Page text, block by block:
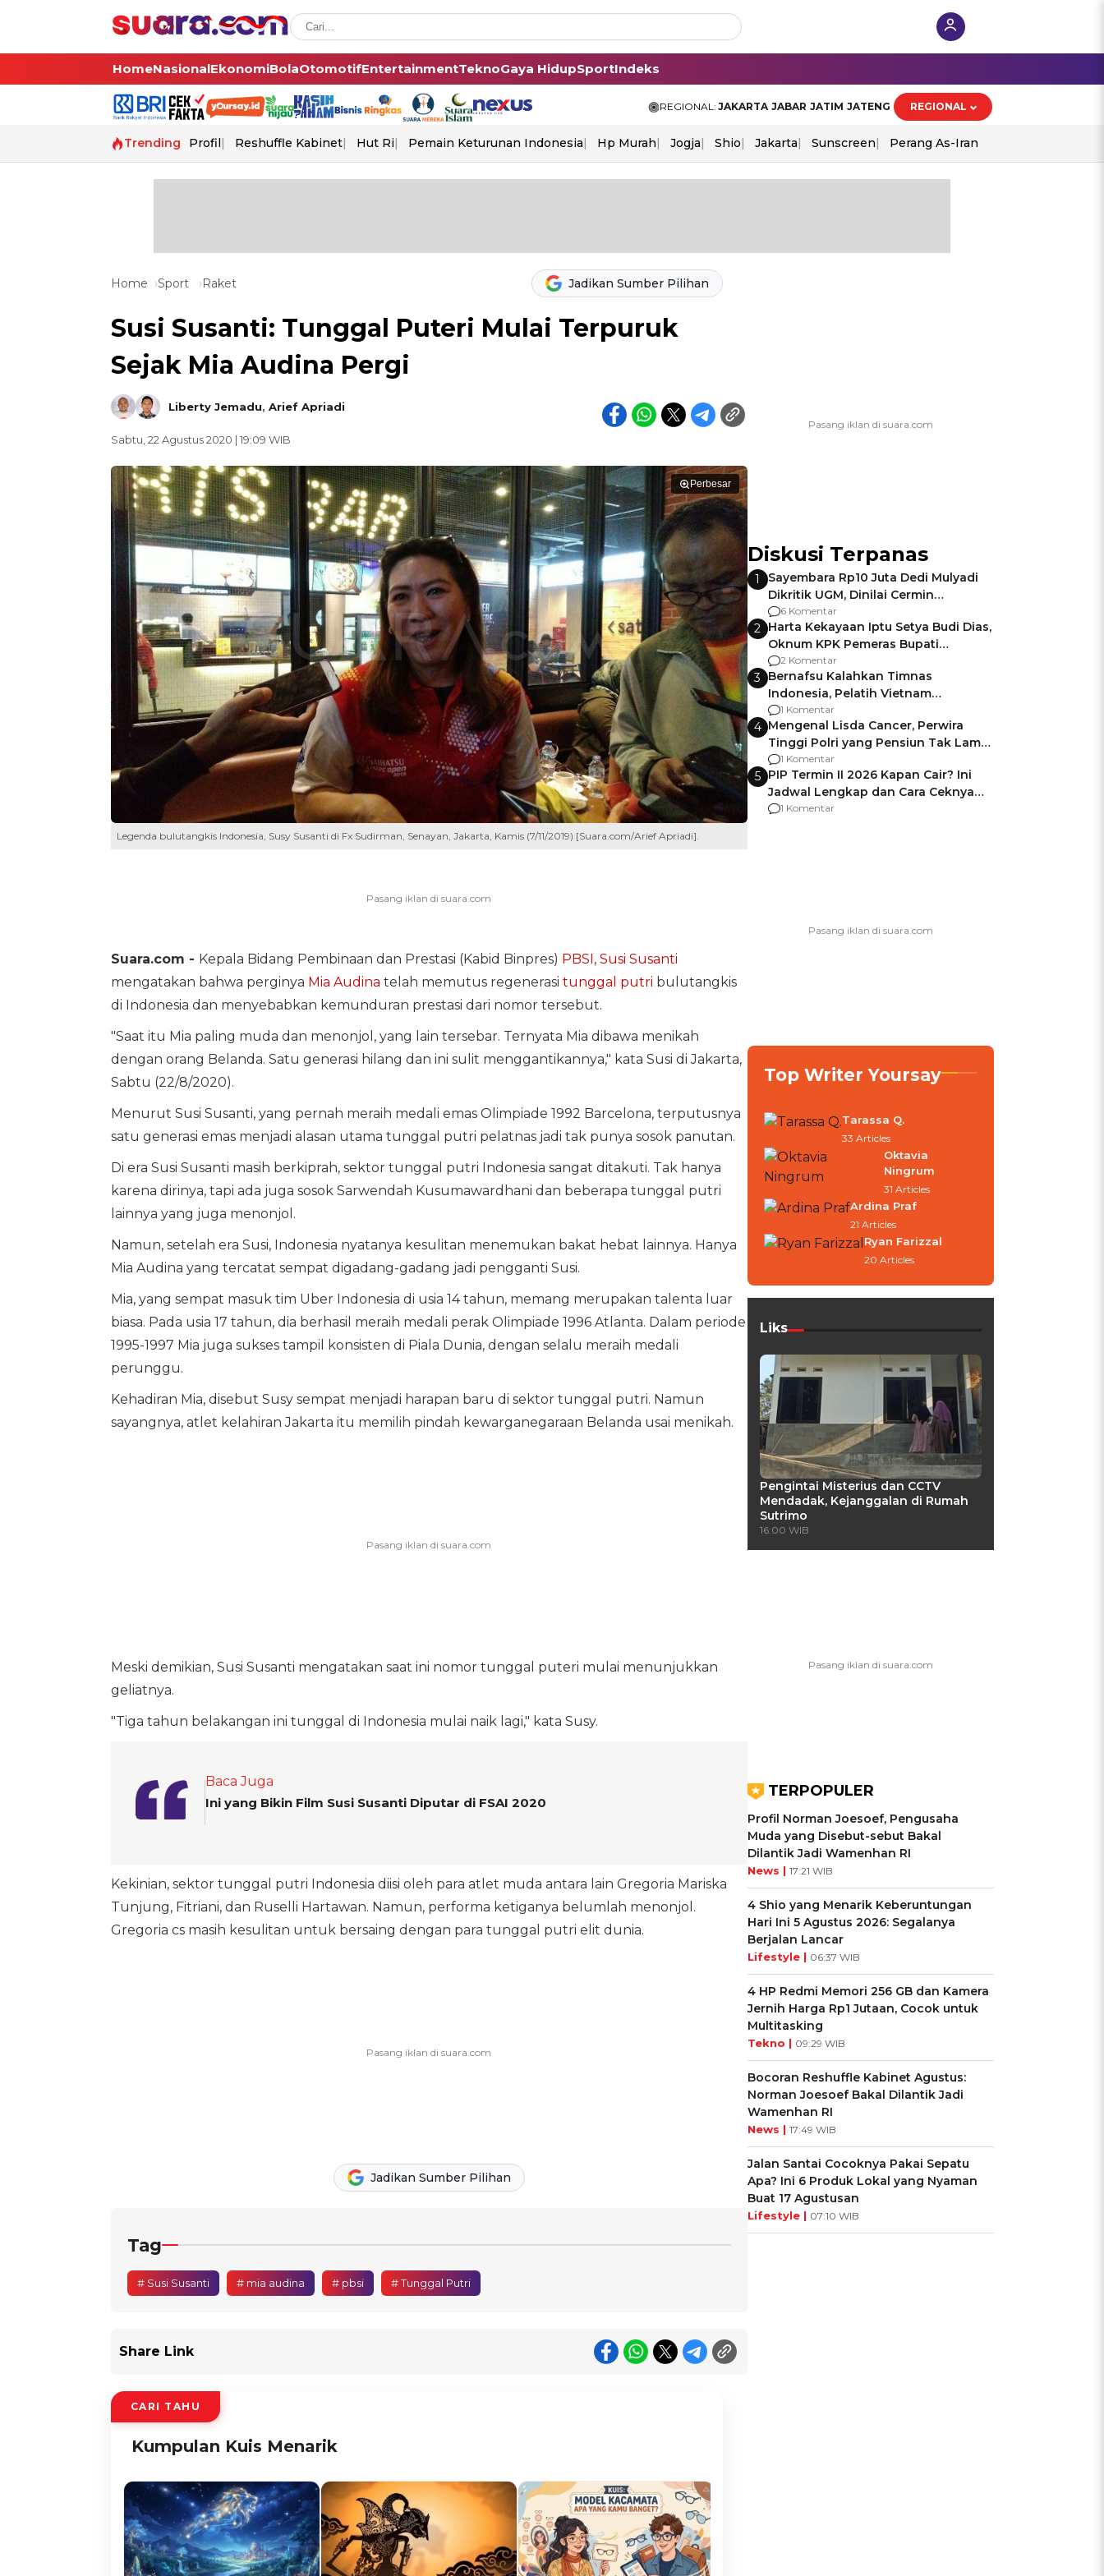
HomeNasionalEkonomiBolaOtomotifEntertainmentTeknoGaya HidupSportIndeks
REGIONAL: JAKARTA JABAR JATIM JATENG REGIONAL
Trending Profil Reshuffle Kabinet Hut Ri Pemain Keturunan Indonesia Hp Murah Jogja Shio Jakarta Sunscreen Perang As-Iran
Home Sport Raket Jadikan Sumber Pilihan
Susi Susanti: Tunggal Puteri Mulai Terpuruk
Sejak Mia Audina Pergi
Liberty Jemadu, Arief Apriadi
Sabtu, 22 Agustus 2020 | 19:09 WIB
Perbesar
Legenda bulutangkis Indonesia, Susy Susanti di Fx Sudirman, Senayan, Jakarta, Kamis (7/11/2019) [Suara.com/Arief Apriadi].
Suara.com - Kepala Bidang Pembinaan dan Prestasi (Kabid Binpres) PBSI, Susi Susanti
mengatakan bahwa perginya Mia Audina telah memutus regenerasi tunggal putri bulutangkis
di Indonesia dan menyebabkan kemunduran prestasi dari nomor tersebut.
"Saat itu Mia paling muda dan menonjol, yang lain tersebar. Ternyata Mia dibawa menikah
dengan orang Belanda. Satu generasi hilang dan ini sulit menggantikannya," kata Susi di Jakarta,
Sabtu (22/8/2020).
Menurut Susi Susanti, yang pernah meraih medali emas Olimpiade 1992 Barcelona, terputusnya
satu generasi emas menjadi alasan utama tunggal putri pelatnas jadi tak punya sosok panutan.
Di era Susi Susanti masih berkiprah, sektor tunggal putri Indonesia sangat ditakuti. Tak hanya
karena dirinya, tapi ada juga sosok Sarwendah Kusumawardhani dan beberapa tunggal putri
lainnya yang juga menonjol.
Namun, setelah era Susi, Indonesia nyatanya kesulitan menemukan bakat hebat lainnya. Hanya
Mia Audina yang tercatat sempat digadang-gadang jadi pengganti Susi.
Mia, yang sempat masuk tim Uber Indonesia di usia 14 tahun, memang merupakan talenta luar
biasa. Pada usia 17 tahun, dia berhasil meraih medali perak Olimpiade 1996 Atlanta. Dalam periode
1995-1997 Mia juga sukses tampil konsisten di Piala Dunia, dengan selalu meraih medali
perunggu.
Kehadiran Mia, disebut Susy sempat menjadi harapan baru di sektor tunggal putri. Namun
sayangnya, atlet kelahiran Jakarta itu memilih pindah kewarganegaraan Belanda usai menikah.
Meski demikian, Susi Susanti mengatakan saat ini nomor tunggal puteri mulai menunjukkan
geliatnya.
"Tiga tahun belakangan ini tunggal di Indonesia mulai naik lagi," kata Susy.
Baca Juga
Ini yang Bikin Film Susi Susanti Diputar di FSAI 2020
Kekinian, sektor tunggal putri Indonesia diisi oleh para atlet muda antara lain Gregoria Mariska
Tunjung, Fitriani, dan Ruselli Hartawan. Namun, performa ketiganya belumlah menonjol.
Gregoria cs masih kesulitan untuk bersaing dengan para tunggal putri elit dunia.
Jadikan Sumber Pilihan
Tag
# Susi Susanti # mia audina # pbsi # Tunggal Putri
Share Link
CARI TAHU
Kumpulan Kuis Menarik
Diskusi Terpanas
1
Sayembara Rp10 Juta Dedi Mulyadi
Dikritik UGM, Dinilai Cermin
Gagalnya Negara Jamin Keamanan
6 Komentar
2 Harta Kekayaan Iptu Setya Budi Dias,
Oknum KPK Pemeras Bupati
Pemalang
2 Komentar
3 Bernafsu Kalahkan Timnas
Indonesia, Pelatih Vietnam
Berencana Pakai Jimat di Pakansari
1 Komentar
4 Mengenal Lisda Cancer, Perwira
Tinggi Polri yang Pensiun Tak Lama
Usai Jadi Brigjen
1 Komentar
5 PIP Termin II 2026 Kapan Cair? Ini
Jadwal Lengkap dan Cara Ceknya
agar Dana Tidak Hangus!
1 Komentar
Top Writer Yoursay
Tarassa Q.
33 Articles
Oktavia
Ningrum
31 Articles
Ardina Praf
21 Articles
Ryan Farizzal
20 Articles
Liks
Pengintai Misterius dan CCTV
Mendadak, Kejanggalan di Rumah
Sutrimo
16:00 WIB
TERPOPULER
Profil Norman Joesoef, Pengusaha
Muda yang Disebut-sebut Bakal
Dilantik Jadi Wamenhan RI
News | 17:21 WIB
4 Shio yang Menarik Keberuntungan
Hari Ini 5 Agustus 2026: Segalanya
Berjalan Lancar
Lifestyle | 06:37 WIB
4 HP Redmi Memori 256 GB dan Kamera
Jernih Harga Rp1 Jutaan, Cocok untuk
Multitasking
Tekno | 09:29 WIB
Bocoran Reshuffle Kabinet Agustus:
Norman Joesoef Bakal Dilantik Jadi
Wamenhan RI
News | 17:49 WIB
Jalan Santai Cocoknya Pakai Sepatu
Apa? Ini 6 Produk Lokal yang Nyaman
Buat 17 Agustusan
Lifestyle | 07:10 WIB